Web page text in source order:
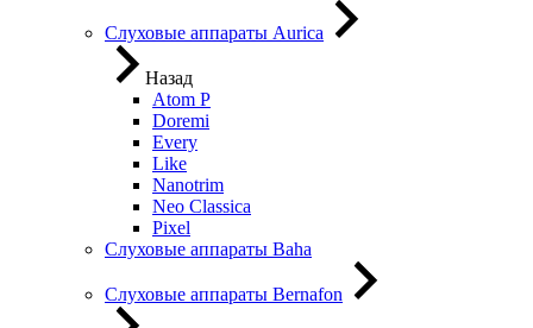
Слуховые аппараты Aurica
Назад
Atom P
Doremi
Every
Like
Nanotrim
Neo Classica
Pixel
Слуховые аппараты Baha
Слуховые аппараты Bernafon